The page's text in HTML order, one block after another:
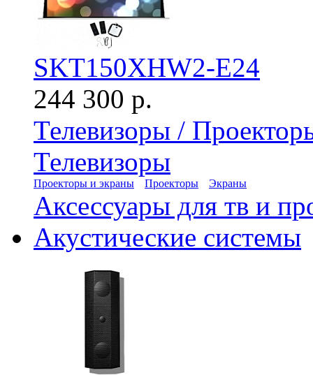
SKT150XHW2-E24
244 300 р.
Телевизоры /
Телевизоры
Проекторы и экраны Проекторы Экраны
Аксессуары для тв и
Акустические системы